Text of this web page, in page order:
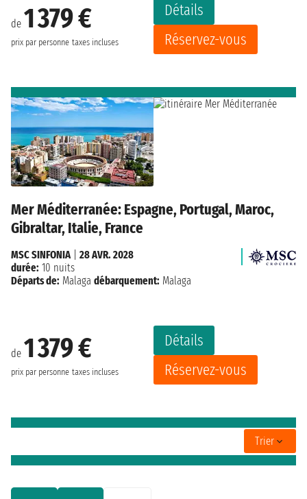
de 1 379 €
prix par personne taxes incluses
Détails
Réservez-vous
Mer Méditerranée: Espagne, Portugal, Maroc,
Gibraltar, Italie, France
de 1 379 €
prix par personne taxes incluses
Détails
Réservez-vous
MSC SINFONIA| 28 AVR. 2028
durée: 10 nuits
Départs de: Malaga débarquement: Malaga
Trier